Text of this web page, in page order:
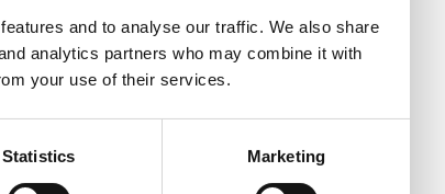
and to analyse our traffic. We also share
analytics partners who may combine it with
your use of their services.
Statistics Marketing